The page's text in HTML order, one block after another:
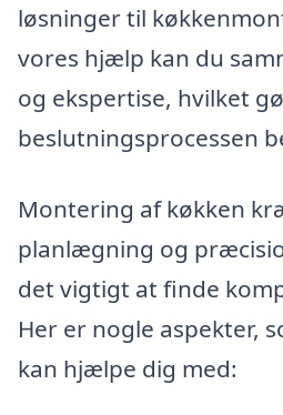
løsninger til
vores hjælp kan du
og ekspertise, hvilket
beslutningsprocessen
Montering af køkken
planlægning og
det vigtigt at finde
Her er nogle aspekter,
kan hjælpe dig med: